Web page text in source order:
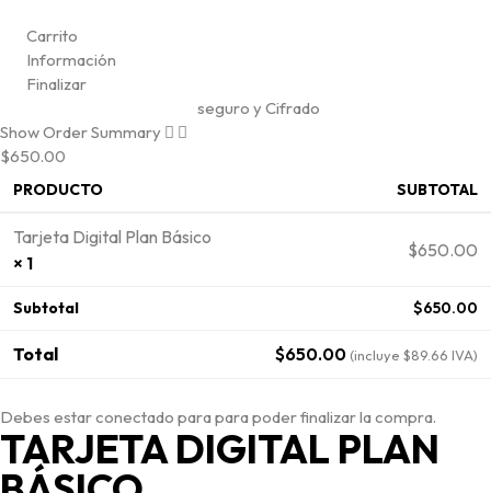
Carrito
Información
Finalizar
seguro y Cifrado
Show Order Summary
$650.00
PRODUCTO SUBTOTAL
Tarjeta Digital Plan Básico
× 1
$650.00
Subtotal $650.00
Total $650.00 (incluye $89.66 IVA)
Debes estar conectado para para poder finalizar la compra.
TARJETA DIGITAL PLAN